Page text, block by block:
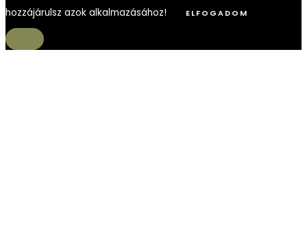
hozzájárulsz azok alkalmazásához!
ELFOGADOM